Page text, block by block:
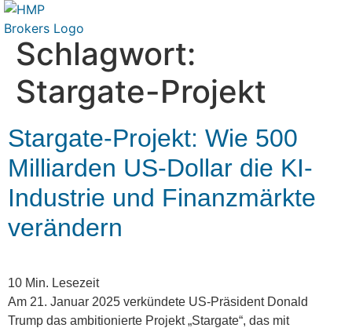
Schlagwort:
Stargate-Projekt
Stargate-Projekt: Wie 500
Milliarden US-Dollar die KI-
Industrie und Finanzmärkte
verändern
10 Min. Lesezeit
Am 21. Januar 2025 verkündete US-Präsident Donald
Trump das ambitionierte Projekt „Stargate“, das mit